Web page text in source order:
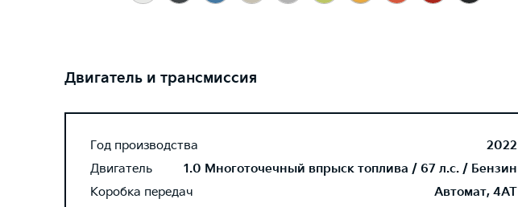
Двигатель и трансмиссия
Год производства
2022
Двигатель
1.0 Многоточечный впрыск топлива / 67 л.с. / Бензин
Коробка передач
Автомат, 4AT